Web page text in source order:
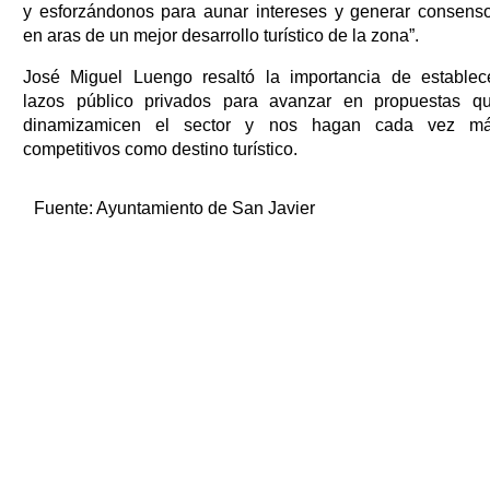
y esforzándonos para aunar intereses y generar
en aras de un mejor desarrollo turístico de la zona”.
José Miguel Luengo resaltó la importancia de
lazos público privados para avanzar en propuestas
dinamizamicen el sector y nos hagan cada vez
competitivos como destino turístico.
Fuente: Ayuntamiento de San Javier